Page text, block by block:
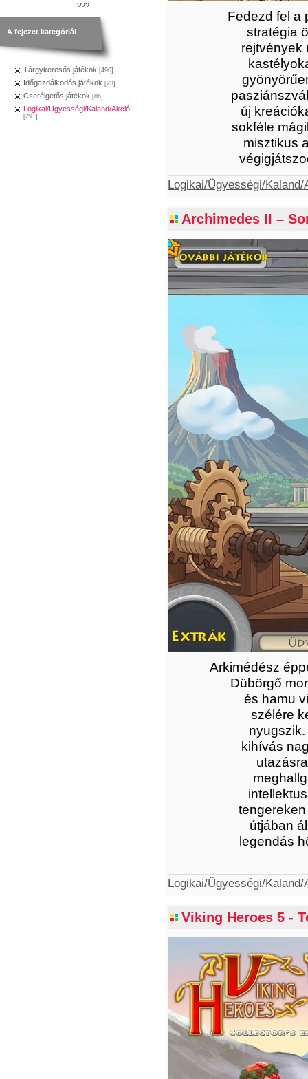
???
A fejezet kategóriái
Tárgykeresős játékok [490]
Időgazdálkodós játékok [23]
Cserélgetős játékok [86]
Logikai/Ügyességi/Kaland/Akció...
[291]
Fedezd fel a
stratégia
rejtvények
új
sokféle
misztikus
Logikai/Ügyességi/Kaland/
Archimedes II –
Arkimédész
Dübörgő
és hamu
szélére
kihívás
útjában
legendás
Logikai/Ügyességi/Kaland/
Viking Heroes 5 -